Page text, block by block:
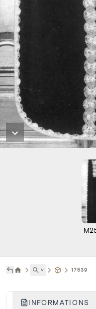
˅ 17539
INFORMATIONS